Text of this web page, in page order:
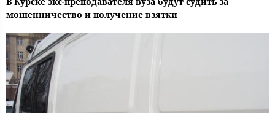
мошенничество и получение взятки